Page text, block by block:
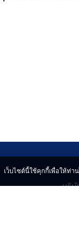
บริษั
เว็บไซต์นี้ใช้คุกกี้เพื่อให้ท่า